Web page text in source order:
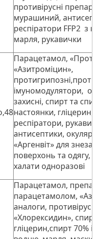
противірусні
мурашиний,
респіратори FFP2 з
марля, рукавички
Парацетамол,
«Азитроміцин»,
імуномодулятори,
захисні, спирт та
настоянки, гліцерин,
респіратори,
антисептики, окуляри
«Аргенвіт» для
поверхонь та одягу,
халати одноразові
Парацетамол,
парацетамолом,
аналоги,
«Хлорексидин»,
гліцерин,спирт 70% і